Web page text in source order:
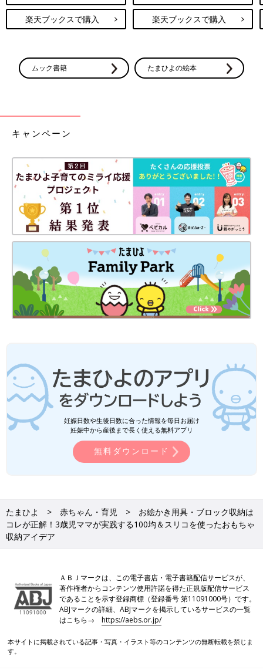
楽天ブックスで購入 楽天ブックスで購入
ムック書籍 たまひよの絵本
キャンペーン
妊娠日数や生後日数に合った情報を毎日お届け
妊娠中から産後まで長く使える無料アプリ
無料ダウンロード
たまひよ 赤ちゃん・育児
お絵かき用具・ブロック収納は
コレが正解！3歳児ママが実践する100均＆スリコを使ったおもちゃ
収納アイデア
ＡＢＪマークは、この電子書店・電子書籍配信サービスが、
著作権者からコンテンツ使用許諾を得た正規版配信サービス
であることを示す登録商標（登録番号 第11091000号）です。
ABJマークの詳細、ABJマークを掲示しているサービスの一覧
はこちら→https://aebs.or.jp/
本サイトに掲載されている記事・写真・イラスト等のコンテンツの無断転載を禁じま
す。